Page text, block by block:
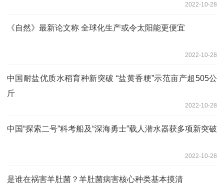
2022-10-28
《自然》最新论文称 全球化生产或令太阳能更便宜
2022-10-28
中国耐盐优质水稻育种新突破 “盐黄香粳”示范亩产超505公
斤
2022-10-28
中国“探索二号”科考船及“深海勇士”载人潜水器获多项新突破
2022-10-28
是谁在祸害羊肚菌？羊肚菌病害核心种类基本摸清